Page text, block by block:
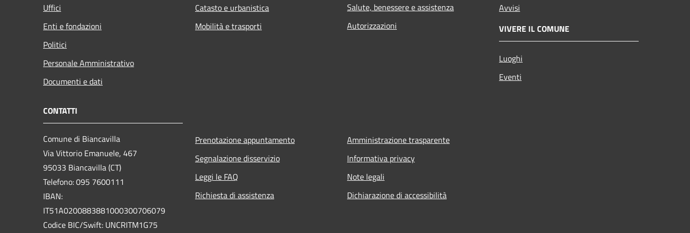
Uffici
Enti e fondazioni
Politici
Personale Amministrativo
Documenti e dati
Catasto e urbanistica
Mobilità e trasporti
Salute, benessere e assistenza
Autorizzazioni
Avvisi
VIVERE IL COMUNE
Luoghi
Eventi
CONTATTI
Comune di Biancavilla
Via Vittorio Emanuele, 467
95033 Biancavilla (CT)
Telefono: 095 7600111
IBAN:
IT51A0200883881000300706079
Codice BIC/Swift: UNCRITM1G75
Prenotazione appuntamento
Segnalazione disservizio
Leggi le FAQ
Richiesta di assistenza
Amministrazione trasparente
Informativa privacy
Note legali
Dichiarazione di accessibilità